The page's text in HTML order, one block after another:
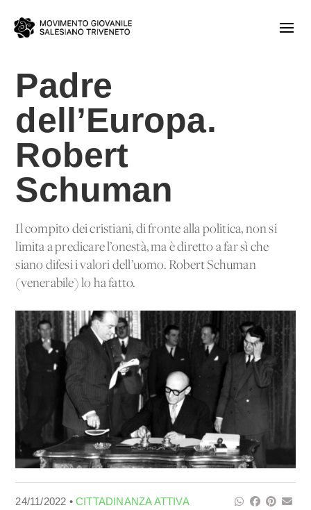
Padre
dell’Europa.
Robert
Schuman
Il compito dei cristiani, di fronte alla politica, non si
limita a predicare l’onestà, ma è diretto a far sì che
siano difesi i valori dell’uomo. Robert Schuman
(venerabile) lo ha fatto.
24/11/2022 •CITTADINANZA ATTIVA